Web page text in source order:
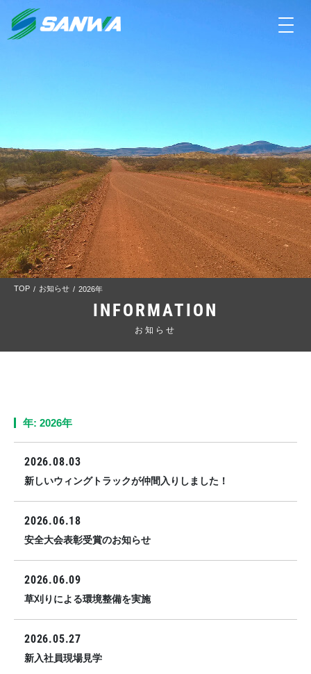
toggle
TOP お知らせ 2026年
INFORMATION
お知らせ
年: 2026年
2026.08.03
新しいウィングトラックが仲間入りしました！
2026.06.18
安全大会表彰受賞のお知らせ
2026.06.09
草刈りによる環境整備を実施
2026.05.27
新入社員現場見学